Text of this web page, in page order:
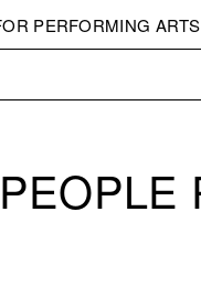
PERFORMING ARTS
PEOPLE